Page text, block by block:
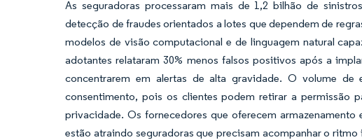
As seguradoras processaram mais de 1,2 bilhão de
detecção de fraudes orientados a lotes que dependem de
modelos de visão computacional e de linguagem natural
adotantes relataram 30% menos falsos positivos após a
concentrarem em alertas de alta gravidade. O volume
consentimento, pois os clientes podem retirar a permissão
privacidade. Os fornecedores que oferecem
estão atraindo seguradoras que precisam acompanhar o